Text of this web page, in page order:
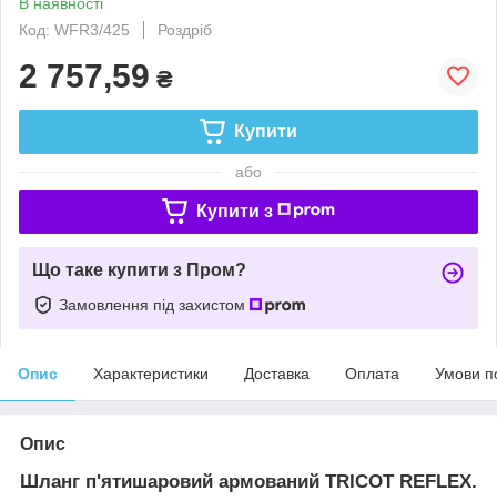
Код: WFR3/425
Роздріб
2 757,59 ₴
Купити
або
Купити з
Що таке купити з Пром?
Замовлення під захистом
Опис Характеристики Доставка Оплата Умови
Опис
Шланг п'ятишаровий армований TRICOT REFLEX.